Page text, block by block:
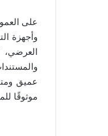
وأجهزة
موثوقًا